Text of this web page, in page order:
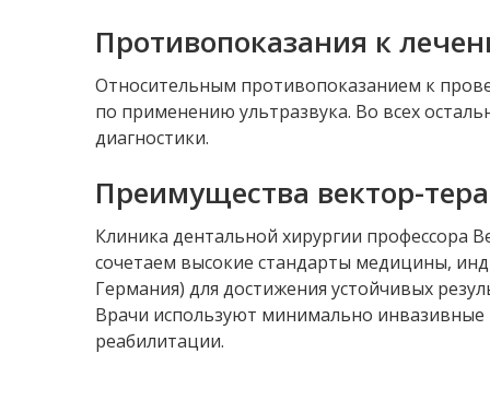
Противопоказания к
Относительным противопоказанием к
по применению ультразвука. Во всех
диагностики.
Преимущества вектор-
Клиника дентальной хирургии профессора
сочетаем высокие стандарты медицины,
Германия) для достижения устойчивых
Врачи используют минимально
реабилитации.